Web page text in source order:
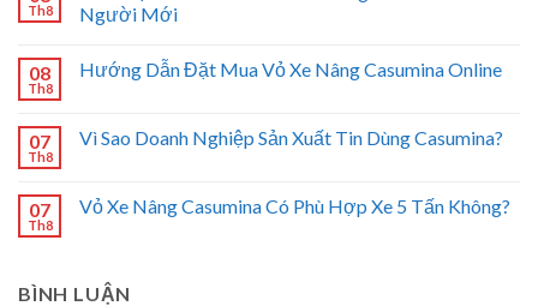
Th8
Người Mới
08
Th8
Hướng Dẫn Đặt Mua Vỏ Xe Nâng Casumina Online
07
Th8
Vì Sao Doanh Nghiệp Sản Xuất Tin Dùng Casumina?
07
Th8
Vỏ Xe Nâng Casumina Có Phù Hợp Xe 5 Tấn Không?
BÌNH LUẬN